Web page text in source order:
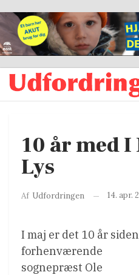
10 år med I
Lys
Af Udfordringen 14. apr.
I maj er det 10 år
forhenværende
sognepræst Ole